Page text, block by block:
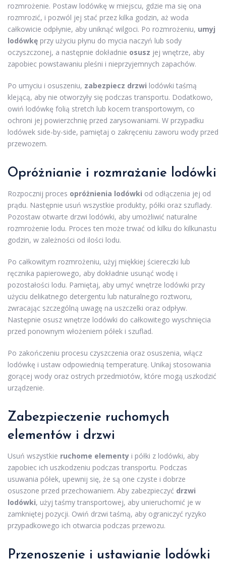
rozmrożenie. Postaw lodówkę w miejscu, gdzie ma się ona
rozmrozić, i pozwól jej stać przez kilka godzin, aż woda
całkowicie odpłynie, aby uniknąć wilgoci. Po rozmrożeniu, umyj
lodówkę przy użyciu płynu do mycia naczyń lub sody
oczyszczonej, a następnie dokładnie osusz jej wnętrze, aby
zapobiec powstawaniu pleśni i nieprzyjemnych zapachów.
Po umyciu i osuszeniu, zabezpiecz drzwi lodówki taśmą
klejącą, aby nie otworzyły się podczas transportu. Dodatkowo,
owiń lodówkę folią stretch lub kocem transportowym, co
ochroni jej powierzchnię przed zarysowaniami. W przypadku
lodówek side-by-side, pamiętaj o zakręceniu zaworu wody przed
przewozem.
Opróżnianie i rozmrażanie lodówki
Rozpocznij proces opróżnienia lodówki od odłączenia jej od
prądu. Następnie usuń wszystkie produkty, półki oraz szuflady.
Pozostaw otwarte drzwi lodówki, aby umożliwić naturalne
rozmrożenie lodu. Proces ten może trwać od kilku do kilkunastu
godzin, w zależności od ilości lodu.
Po całkowitym rozmrożeniu, użyj miękkiej ściereczki lub
ręcznika papierowego, aby dokładnie usunąć wodę i
pozostałości lodu. Pamiętaj, aby umyć wnętrze lodówki przy
użyciu delikatnego detergentu lub naturalnego roztworu,
zwracając szczególną uwagę na uszczelki oraz odpływ.
Następnie osusz wnętrze lodówki do całkowitego wyschnięcia
przed ponownym włożeniem półek i szuflad.
Po zakończeniu procesu czyszczenia oraz osuszenia, włącz
lodówkę i ustaw odpowiednią temperaturę. Unikaj stosowania
gorącej wody oraz ostrych przedmiotów, które mogą uszkodzić
urządzenie.
Zabezpieczenie ruchomych
elementów i drzwi
Usuń wszystkie ruchome elementy i półki z lodówki, aby
zapobiec ich uszkodzeniu podczas transportu. Podczas
usuwania półek, upewnij się, że są one czyste i dobrze
osuszone przed przechowaniem. Aby zabezpieczyć drzwi
lodówki, użyj taśmy transportowej, aby unieruchomić je w
zamkniętej pozycji. Owiń drzwi taśmą, aby ograniczyć ryzyko
przypadkowego ich otwarcia podczas przewozu.
Przenoszenie i ustawianie lodówki